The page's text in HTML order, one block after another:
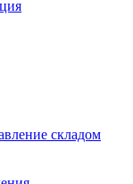
складом